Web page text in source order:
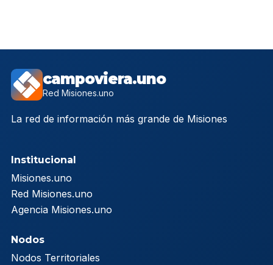
campoviera.uno
Red Misiones.uno
La red de información más grande de Misiones
Institucional
Misiones.uno
Red Misiones.uno
Agencia Misiones.uno
Nodos
Nodos Territoriales